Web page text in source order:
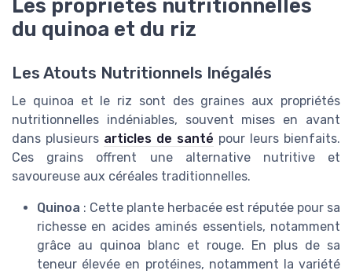
Les propriétés nutritionnelles
du quinoa et du riz
Les Atouts Nutritionnels Inégalés
Le quinoa et le riz sont des graines aux propriétés
nutritionnelles indéniables, souvent mises en avant
dans plusieurs articles de santé pour leurs bienfaits.
Ces grains offrent une alternative nutritive et
savoureuse aux céréales traditionnelles.
Quinoa : Cette plante herbacée est réputée pour sa
richesse en acides aminés essentiels, notamment
grâce au quinoa blanc et rouge. En plus de sa
teneur élevée en protéines, notamment la variété